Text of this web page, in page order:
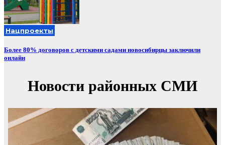
Нацпроекты
Более 80% договоров с детскими садами новосибирцы заключили
онлайн